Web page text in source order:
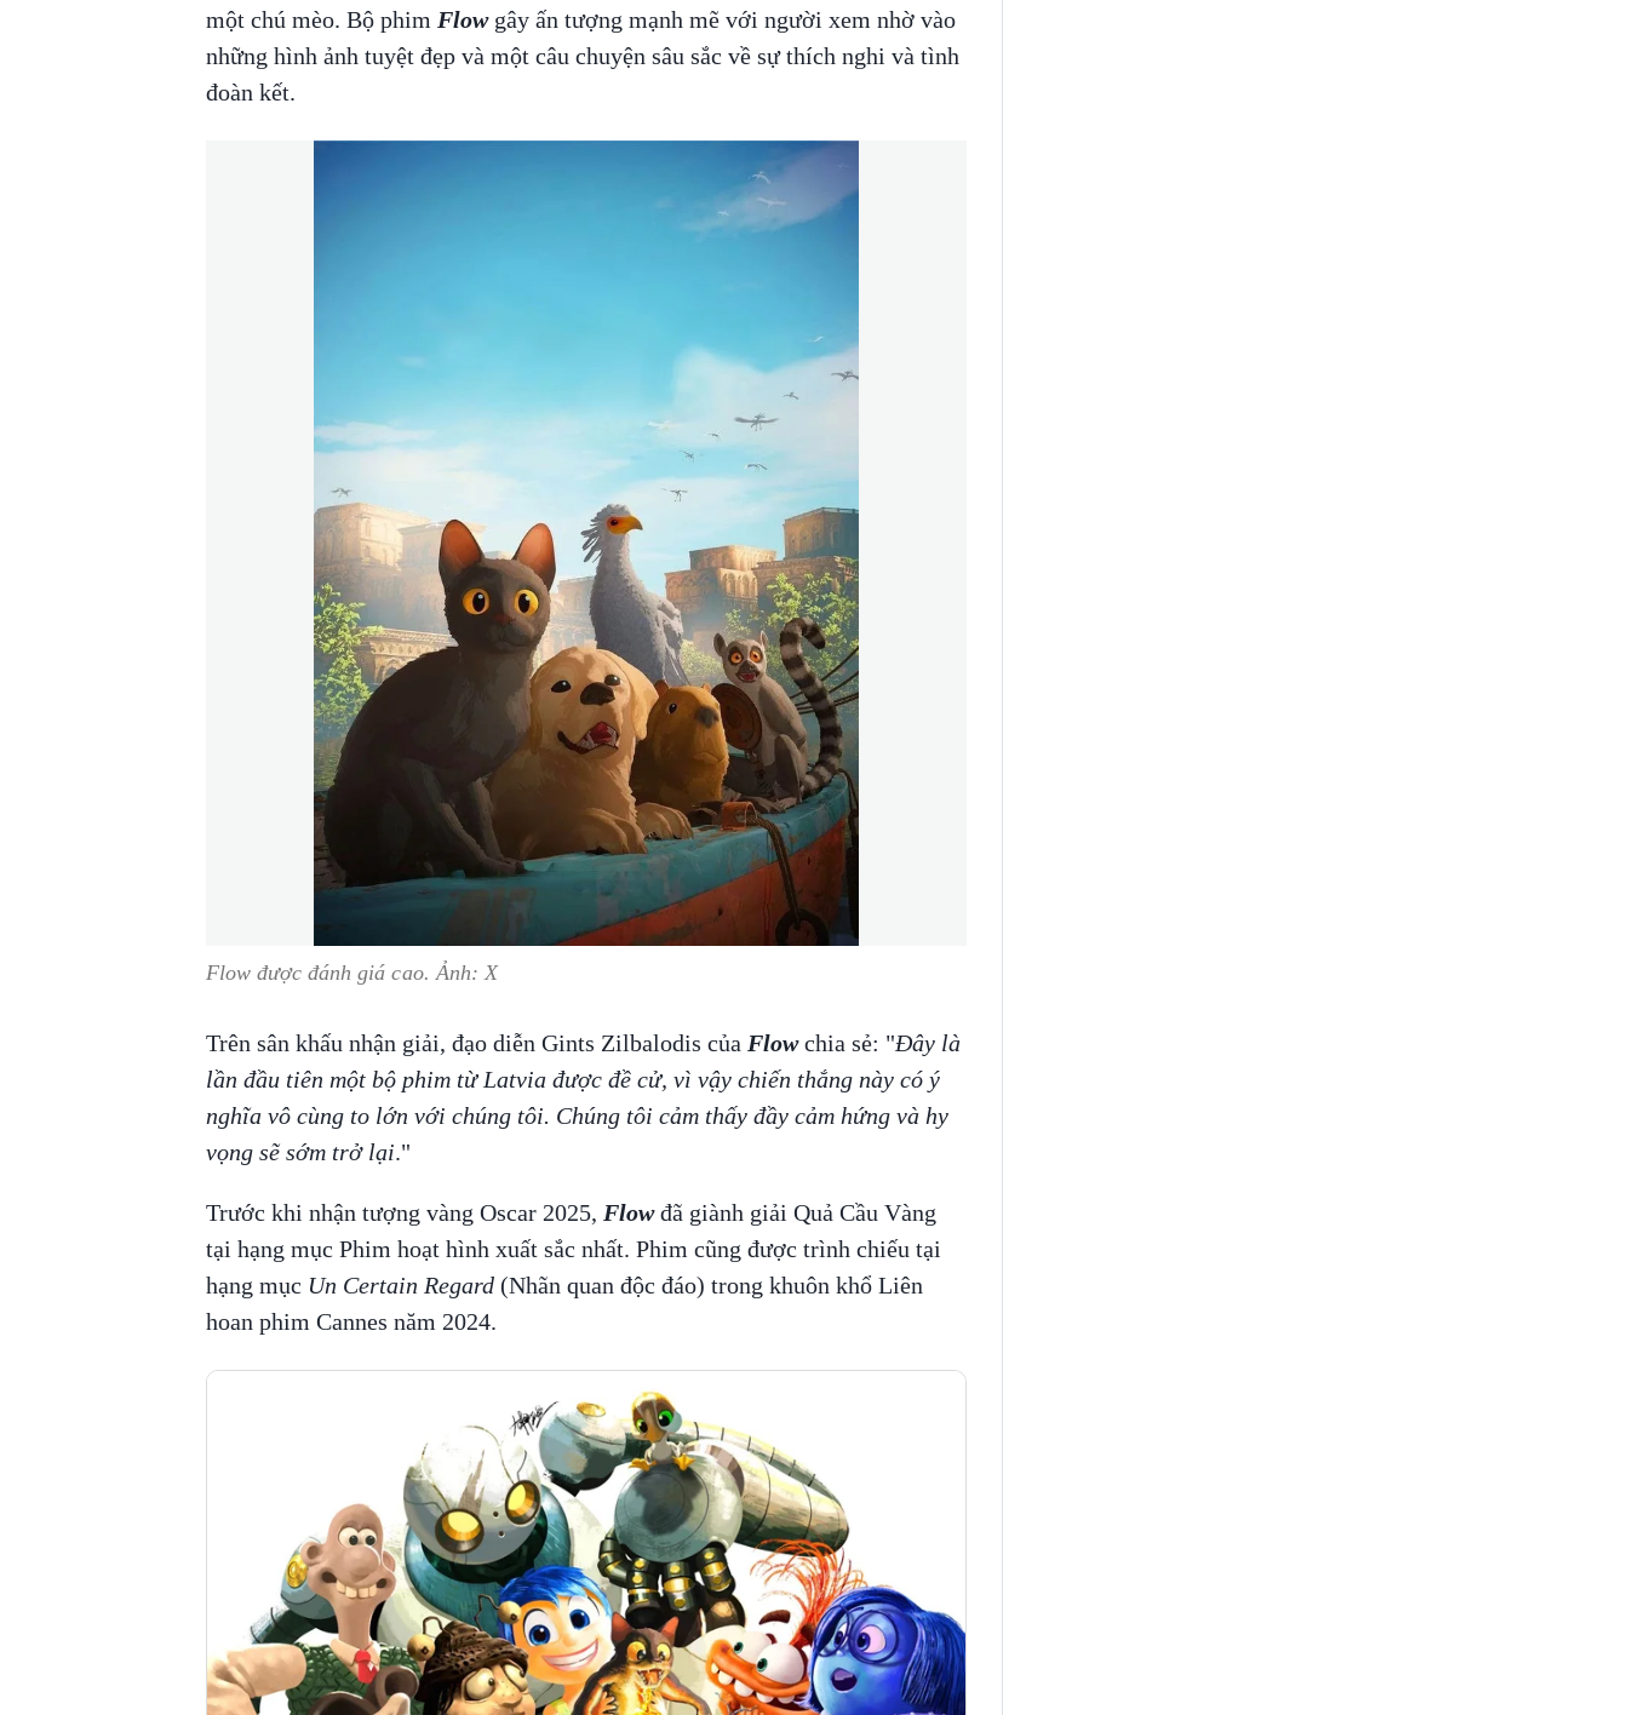
một chú mèo. Bộ phim Flowgây ấn tượng mạnh mẽ với người xem nhờ vào
những hình ảnh tuyệt đẹp và một câu chuyện sâu sắc về sự thích nghi và tình
đoàn kết.
Flow được đánh giá cao. Ảnh: X
Trên sân khấu nhận giải, đạo diễn Gints Zilbalodis của Flowchia sẻ: "Đây là
lần đầu tiên một bộ phim từ Latvia được đề cử, vì vậy chiến thắng này có ý
nghĩa vô cùng to lớn với chúng tôi. Chúng tôi cảm thấy đầy cảm hứng và hy
vọng sẽ sớm trở lại."
Trước khi nhận tượng vàng Oscar 2025, Flowđã giành giải Quả Cầu Vàng
tại hạng mục Phim hoạt hình xuất sắc nhất. Phim cũng được trình chiếu tại
hạng mục Un Certain Regard(Nhãn quan độc đáo) trong khuôn khổ Liên
hoan phim Cannes năm 2024.